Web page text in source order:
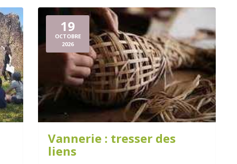
19
OCTOBRE
2026
Vannerie : tresser des
liens